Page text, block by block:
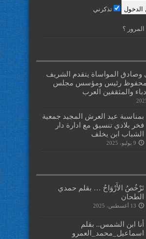
تذكرني
؟
وصادق المواساة يتقدم الشريف
رئيس ومؤسس مجلس
والمثقفين العرب
بمناسبة عيد العرش المجيد جمعية
فخر بلادي تنسيق مع ادارة دار
الشباب ابن يخلف
9 يوليو، 2025
تَرْخُصُ الأَرْوَاحُ … بقلم حمدي
الطحان
13 أغسطس، 2025
أنا ابن الشمس.. بقلم
اسماعيل_محمد_العمرو